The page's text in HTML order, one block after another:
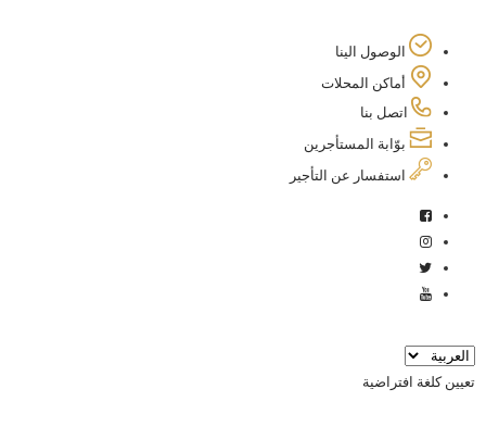
الوصول الينا
أماكن المحلات
اتصل بنا
ﺑﻮّاﺑﺔ اﻟﻤﺴﺘﺄﺟﺮﻳﻦ
استفسار عن التأجير
تعيين كلغة افتراضية